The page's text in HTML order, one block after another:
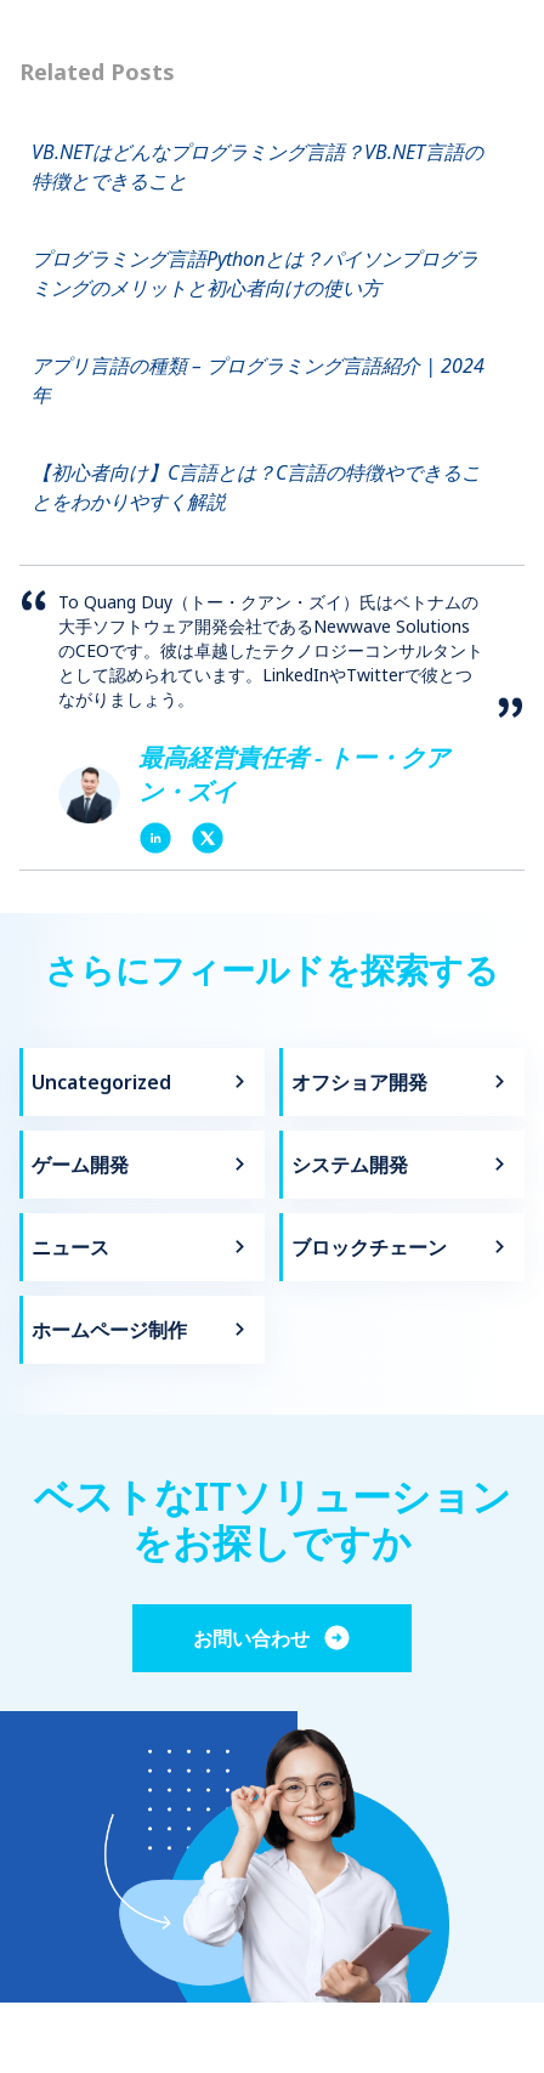
Related Posts
VB.NETはどんなプログラミング言語？VB.NET言語の
特徴とできること
プログラミング言語Pythonとは？パイソンプログラ
ミングのメリットと初心者向けの使い方
アプリ言語の種類 – プログラミング言語紹介 | 2024
年
【初心者向け】C言語とは？C言語の特徴やできるこ
とをわかりやすく解説
To Quang Duy（トー・クアン・ズイ）氏はベトナムの
大手ソフトウェア開発会社であるNewwave Solutions
のCEOです。彼は卓越したテクノロジーコンサルタント
として認められています。LinkedInやTwitterで彼とつ
ながりましょう。
最高経営責任者 - トー・クア
ン・ズイ
さらにフィールドを探索する
Uncategorized オフショア開発
ゲーム開発 システム開発
ニュース ブロックチェーン
ホームページ制作
ベストなITソリューション
をお探しですか
お問い合わせ